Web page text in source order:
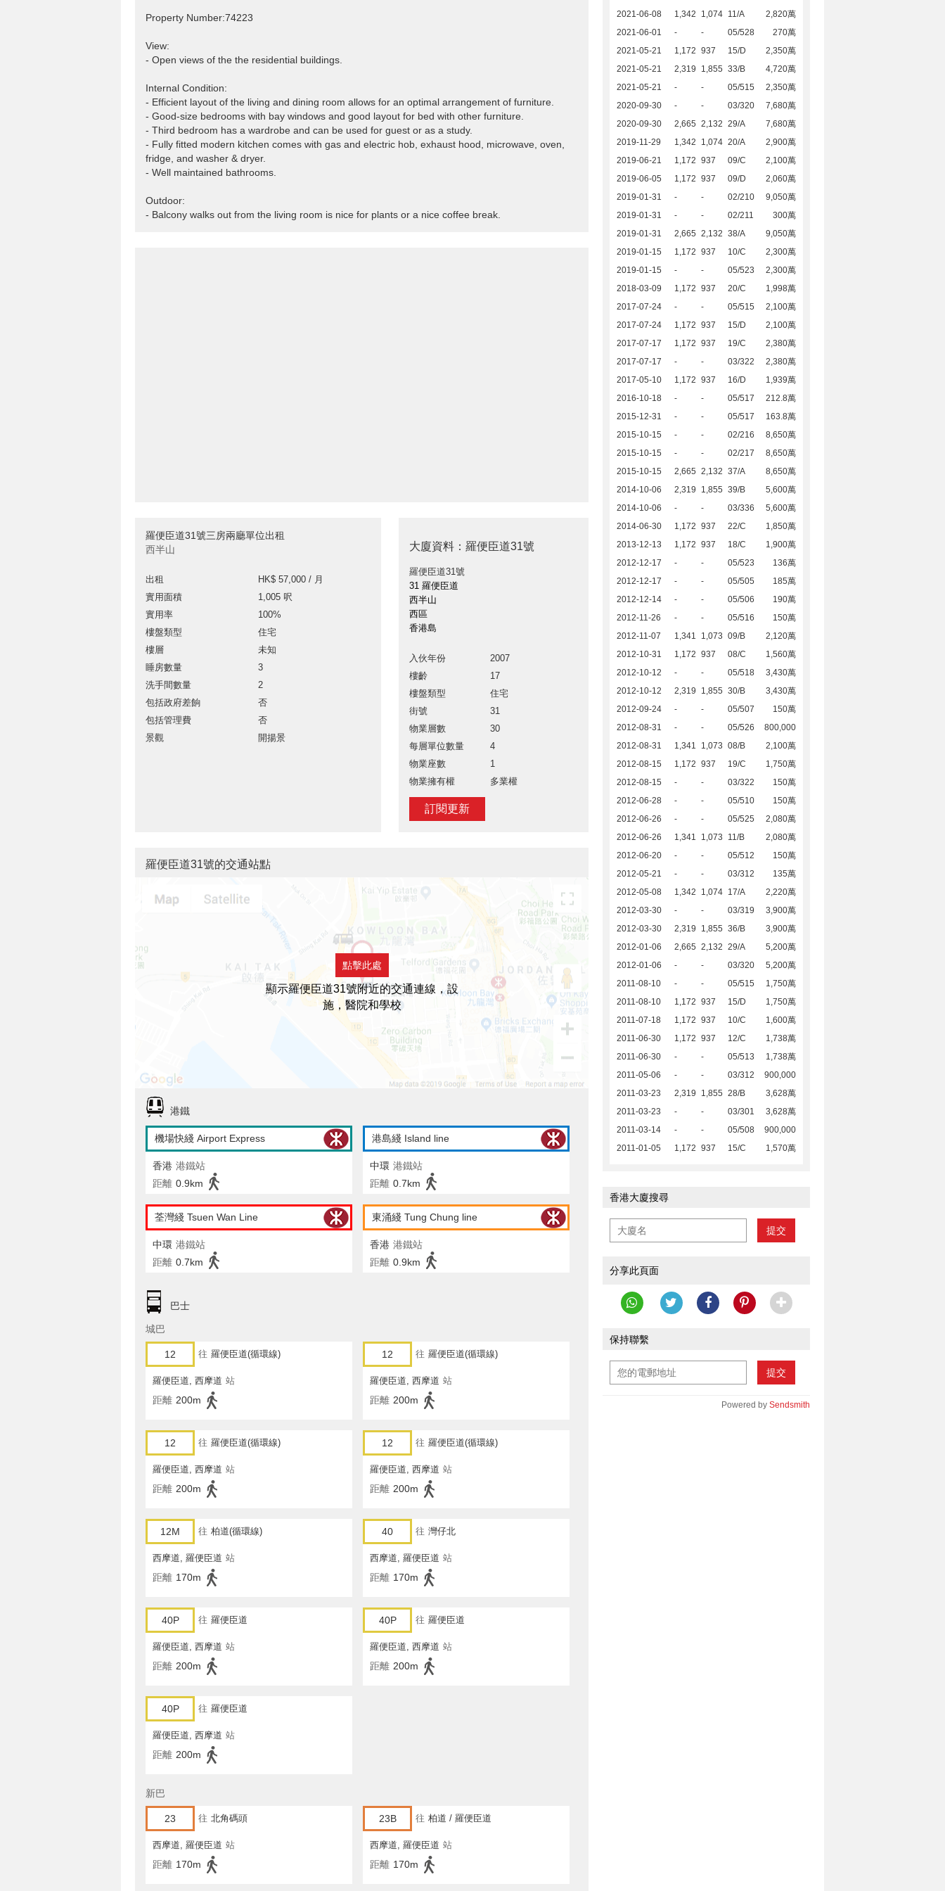
Property Number:74223
View:
- Open views of the the residential buildings.
Internal Condition:
- Efficient layout of the living and dining room allows for an optimal arrangement of furniture.
- Good-size bedrooms with bay windows and good layout for bed with other furniture.
- Third bedroom has a wardrobe and can be used for guest or as a study.
- Fully fitted modern kitchen comes with gas and electric hob, exhaust hood, microwave, oven,
fridge, and washer & dryer.
- Well maintained bathrooms.
Outdoor:
- Balcony walks out from the living room is nice for plants or a nice coffee break.
羅便臣道31號三房兩廳單位出租
西半山
出租
HK$ 57,000 / 月
實用面積
1,005 呎
實用率
100%
樓盤類型
住宅
樓層
未知
睡房數量
3
洗手間數量
2
包括政府差餉
否
包括管理費
否
景觀
開揚景
大廈資料：羅便臣道31號
羅便臣道31號
31 羅便臣道
西半山
西區
香港島
入伙年份
2007
樓齡
17
樓盤類型
住宅
街號
31
物業層數
30
每層單位數量
4
物業座數
1
物業擁有權
多業權
訂閱更新
2021-06-08
1,342 1,074 11/A
2,820萬
2021-06-01
- - 05/528
270萬
2021-05-21
1,172 937 15/D
2,350萬
2021-05-21
2,319 1,855 33/B
4,720萬
2021-05-21
- - 05/515
2,350萬
2020-09-30
- - 03/320
7,680萬
2020-09-30
2,665 2,132 29/A
7,680萬
2019-11-29
1,342 1,074 20/A
2,900萬
2019-06-21
1,172 937 09/C
2,100萬
2019-06-05
1,172 937 09/D
2,060萬
2019-01-31
- - 02/210
9,050萬
2019-01-31
- - 02/211
300萬
2019-01-31
2,665 2,132 38/A
9,050萬
2019-01-15
1,172 937 10/C
2,300萬
2019-01-15
- - 05/523
2,300萬
2018-03-09
1,172 937 20/C
1,998萬
2017-07-24
- - 05/515
2,100萬
2017-07-24
1,172 937 15/D
2,100萬
2017-07-17
1,172 937 19/C
2,380萬
2017-07-17
- - 03/322
2,380萬
2017-05-10
1,172 937 16/D
1,939萬
2016-10-18
- - 05/517
212.8萬
2015-12-31
- - 05/517
163.8萬
2015-10-15
- - 02/216
8,650萬
2015-10-15
- - 02/217
8,650萬
2015-10-15
2,665 2,132 37/A
8,650萬
2014-10-06
2,319 1,855 39/B
5,600萬
2014-10-06
- - 03/336
5,600萬
2014-06-30
1,172 937 22/C
1,850萬
2013-12-13
1,172 937 18/C
1,900萬
2012-12-17
- - 05/523
136萬
2012-12-17
- - 05/505
185萬
2012-12-14
- - 05/506
190萬
2012-11-26
- - 05/516
150萬
2012-11-07
1,341 1,073 09/B
2,120萬
2012-10-31
1,172 937 08/C
1,560萬
2012-10-12
- - 05/518
3,430萬
2012-10-12
2,319 1,855 30/B
3,430萬
2012-09-24
- - 05/507
150萬
2012-08-31
- - 05/526
800,000
2012-08-31
1,341 1,073 08/B
2,100萬
2012-08-15
1,172 937 19/C
1,750萬
2012-08-15
- - 03/322
150萬
2012-06-28
- - 05/510
150萬
2012-06-26
- - 05/525
2,080萬
2012-06-26
1,341 1,073 11/B
2,080萬
2012-06-20
- - 05/512
150萬
2012-05-21
- - 03/312
135萬
2012-05-08
1,342 1,074 17/A
2,220萬
2012-03-30
- - 03/319
3,900萬
2012-03-30
2,319 1,855 36/B
3,900萬
2012-01-06
2,665 2,132 29/A
5,200萬
2012-01-06
- - 03/320
5,200萬
2011-08-10
- - 05/515
1,750萬
2011-08-10
1,172 937 15/D
1,750萬
2011-07-18
1,172 937 10/C
1,600萬
2011-06-30
1,172 937 12/C
1,738萬
2011-06-30
- - 05/513
1,738萬
2011-05-06
- - 03/312
900,000
2011-03-23
2,319 1,855 28/B
3,628萬
2011-03-23
- - 03/301
3,628萬
2011-03-14
- - 05/508
900,000
2011-01-05
1,172 937 15/C 1,570萬
香港大廈搜尋
提交
分享此頁面
保持聯繫
提交
Powered by Sendsmith
羅便臣道31號的交通站點
點擊此處
顯示羅便臣道31號附近的交通連線，設
施，醫院和學校
港鐵
機場快綫 Airport Express
香港 港鐵站
距離 0.9km
港島綫 Island line
中環 港鐵站
距離 0.7km
荃灣綫 Tsuen Wan Line
中環 港鐵站
距離 0.7km
東涌綫 Tung Chung line
香港 港鐵站
距離 0.9km
巴士
城巴
12 往 羅便臣道(循環線)
羅便臣道, 西摩道 站
距離 200m
12 往 羅便臣道(循環線)
羅便臣道, 西摩道 站
距離 200m
12 往 羅便臣道(循環線)
羅便臣道, 西摩道 站
距離 200m
12 往 羅便臣道(循環線)
羅便臣道, 西摩道 站
距離 200m
12M 往 柏道(循環線)
西摩道, 羅便臣道 站
距離 170m
40 往 灣仔北
西摩道, 羅便臣道 站
距離 170m
40P 往 羅便臣道
羅便臣道, 西摩道 站
距離 200m
40P 往 羅便臣道
羅便臣道, 西摩道 站
距離 200m
40P 往 羅便臣道
羅便臣道, 西摩道 站
距離 200m
新巴
23 往 北角碼頭
西摩道, 羅便臣道 站
距離 170m
23B 往 柏道 / 羅便臣道
西摩道, 羅便臣道 站
距離 170m